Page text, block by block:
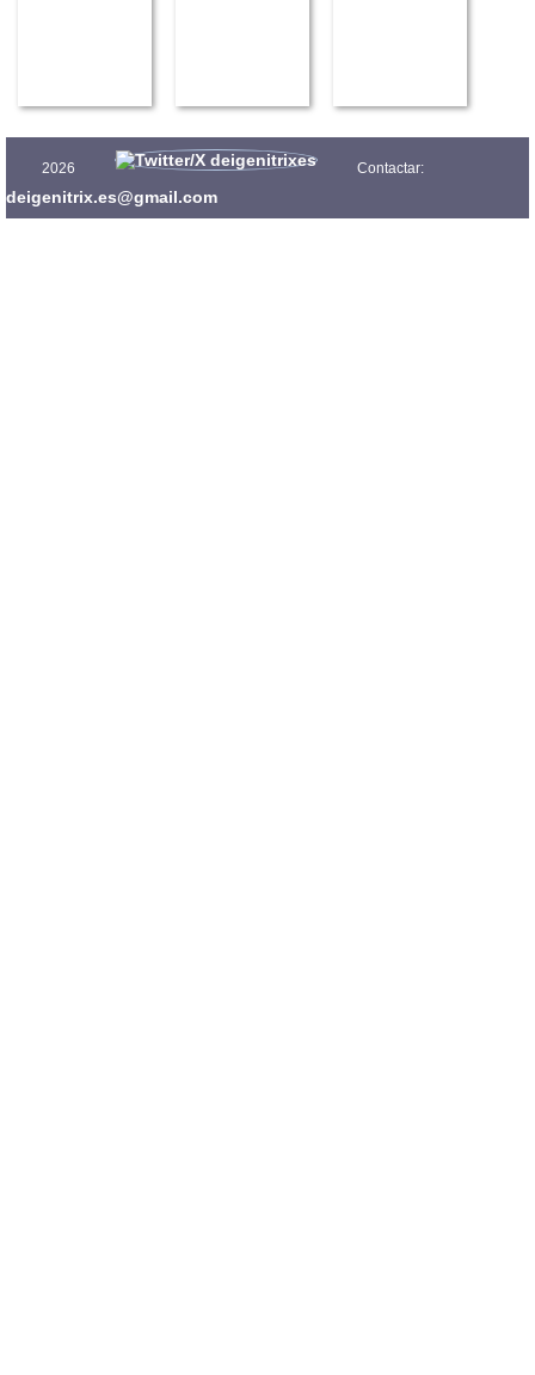
2026 Contactar:
deigenitrix.es@gmail.com